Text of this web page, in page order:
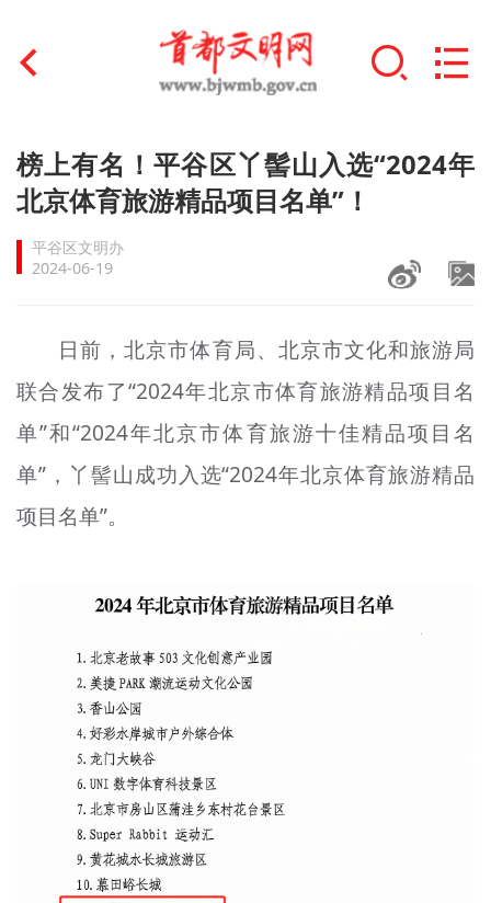
首页
文明创建
文明实践
未成年人思想道德建设
榜样人物
+
身边好人
文明评论
宣传思想文化人才
资料库
榜上有名！平谷区丫髻山入选“2024年
北京体育旅游精品项目名单”！
平谷区文明办
2024-06-19
日前，北京市体育局、北京市文化和旅游局
联合发布了“2024年北京市体育旅游精品项目名
单”和“2024年北京市体育旅游十佳精品项目名
单”，丫髻山成功入选“2024年北京体育旅游精品
项目名单”。